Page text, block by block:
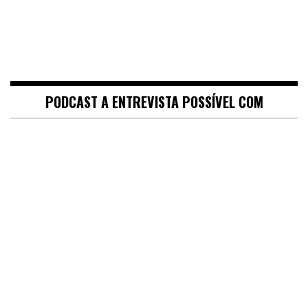
PODCAST A ENTREVISTA POSSÍVEL COM